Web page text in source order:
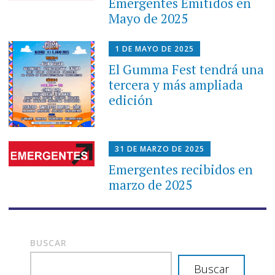
Mayo de 2025
1 DE MAYO DE 2025
El Gumma Fest tendrá una
tercera y más ampliada
edición
31 DE MARZO DE 2025
Emergentes recibidos en
marzo de 2025
BUSCAR
Buscar